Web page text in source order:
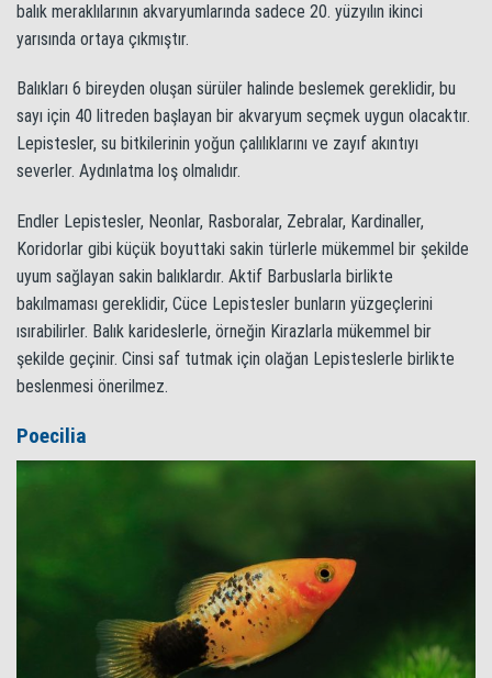
balık meraklılarının akvaryumlarında sadece 20. yüzyılın ikinci
yarısında ortaya çıkmıştır.
Balıkları 6 bireyden oluşan sürüler halinde beslemek gereklidir, bu
sayı için 40 litreden başlayan bir akvaryum seçmek uygun olacaktır.
Lepistesler, su bitkilerinin yoğun çalılıklarını ve zayıf akıntıyı
severler. Aydınlatma loş olmalıdır.
Endler Lepistesler, Neonlar, Rasboralar, Zebralar, Kardinaller,
Koridorlar gibi küçük boyuttaki sakin türlerle mükemmel bir şekilde
uyum sağlayan sakin balıklardır. Aktif Barbuslarla birlikte
bakılmaması gereklidir, Cüce Lepistesler bunların yüzgeçlerini
ısırabilirler. Balık karideslerle, örneğin Kirazlarla mükemmel bir
şekilde geçinir. Cinsi saf tutmak için olağan Lepisteslerle birlikte
beslenmesi önerilmez.
Poecilia